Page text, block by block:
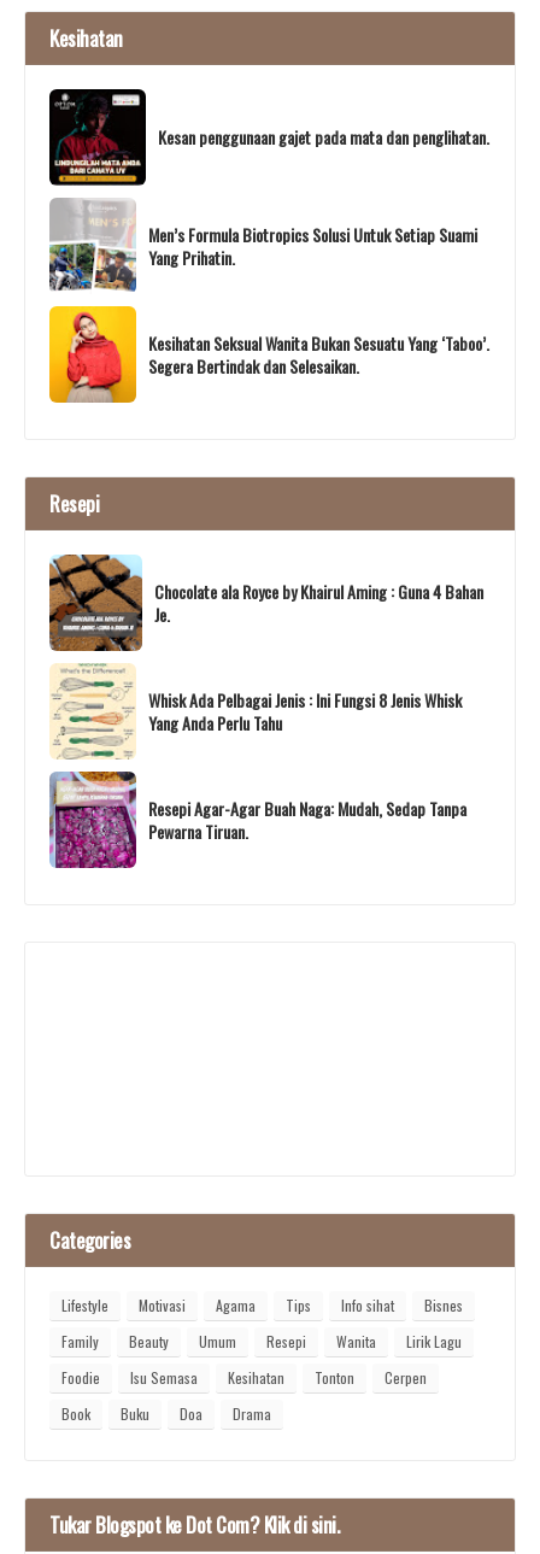
Kesihatan
Kesan penggunaan gajet pada mata dan penglihatan.
Men’s Formula Biotropics Solusi Untuk Setiap Suami
Yang Prihatin.
Kesihatan Seksual Wanita Bukan Sesuatu Yang ‘Taboo’.
Segera Bertindak dan Selesaikan.
Resepi
Chocolate ala Royce by Khairul Aming : Guna 4 Bahan
Je.
Whisk Ada Pelbagai Jenis : Ini Fungsi 8 Jenis Whisk
Yang Anda Perlu Tahu
Resepi Agar-Agar Buah Naga: Mudah, Sedap Tanpa
Pewarna Tiruan.
Categories
Lifestyle Motivasi Agama Tips Info sihat
Bisnes
Family
Beauty Umum Resepi Wanita
Lirik Lagu
Foodie
Isu Semasa Kesihatan Tonton
Cerpen
Book
Buku Doa Drama
Tukar Blogspot ke Dot Com? Klik di sini.